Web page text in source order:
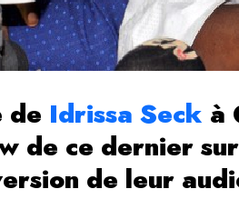
de Idrissa Seck à
de ce dernier
de leur